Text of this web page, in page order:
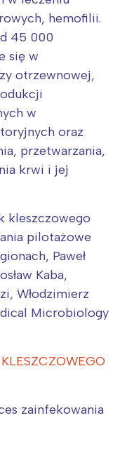
hemofilii.
45 000
się w
otrzewnowej,
w
oraz
przetwarzania,
krwi i jej
kleszczowego
pilotażowe
Paweł
Kaba,
Włodzimierz
Microbiology
zainfekowania